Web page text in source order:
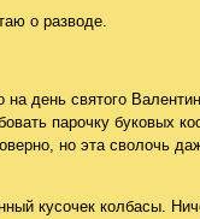
о разводе.
день святого
парочку буковых
но эта сволочь
кусочек колбасы.